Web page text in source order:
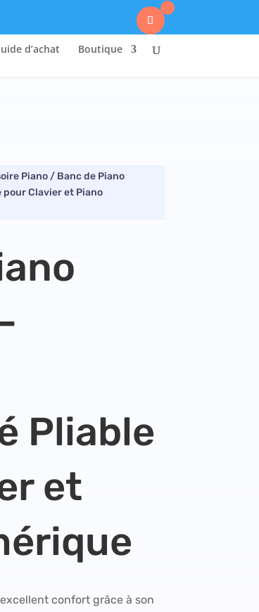
d’achat Boutique
Piano/ Banc de Piano
pour Clavier et Piano
Pliable
et
confort grâce à son